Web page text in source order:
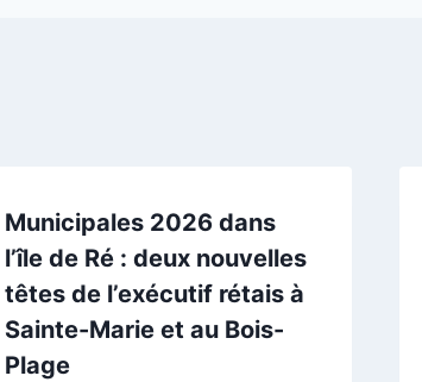
Municipales 2026 dans
l’île de Ré : deux nouvelles
têtes de l’exécutif rétais à
Sainte-Marie et au Bois-
Plage